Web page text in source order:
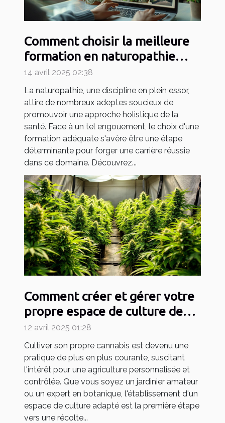
Comment choisir la meilleure
formation en naturopathie
pour votre carrière
14 avril 2025 02:38
La naturopathie, une discipline en plein essor,
attire de nombreux adeptes soucieux de
promouvoir une approche holistique de la
santé. Face à un tel engouement, le choix d'une
formation adéquate s'avère être une étape
déterminante pour forger une carrière réussie
dans ce domaine. Découvrez...
Comment créer et gérer votre
propre espace de culture de
cannabis
12 avril 2025 01:28
Cultiver son propre cannabis est devenu une
pratique de plus en plus courante, suscitant
l'intérêt pour une agriculture personnalisée et
contrôlée. Que vous soyez un jardinier amateur
ou un expert en botanique, l'établissement d'un
espace de culture adapté est la première étape
vers une récolte...